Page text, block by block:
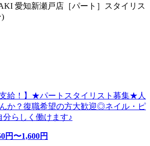
愛知新瀬戸店［パート］スタイリス
)
支給！】★パートスタイリスト募集★人
か？復職希望の方大歓迎◎ネイル・ピ
らしく働けます♪
円〜1,600円